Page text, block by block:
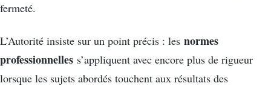
fermeté.
L’Autorité insiste sur un point précis : les normes
professionnelles s’appliquent avec encore plus de rigueur
lorsque les sujets abordés touchent aux résultats des